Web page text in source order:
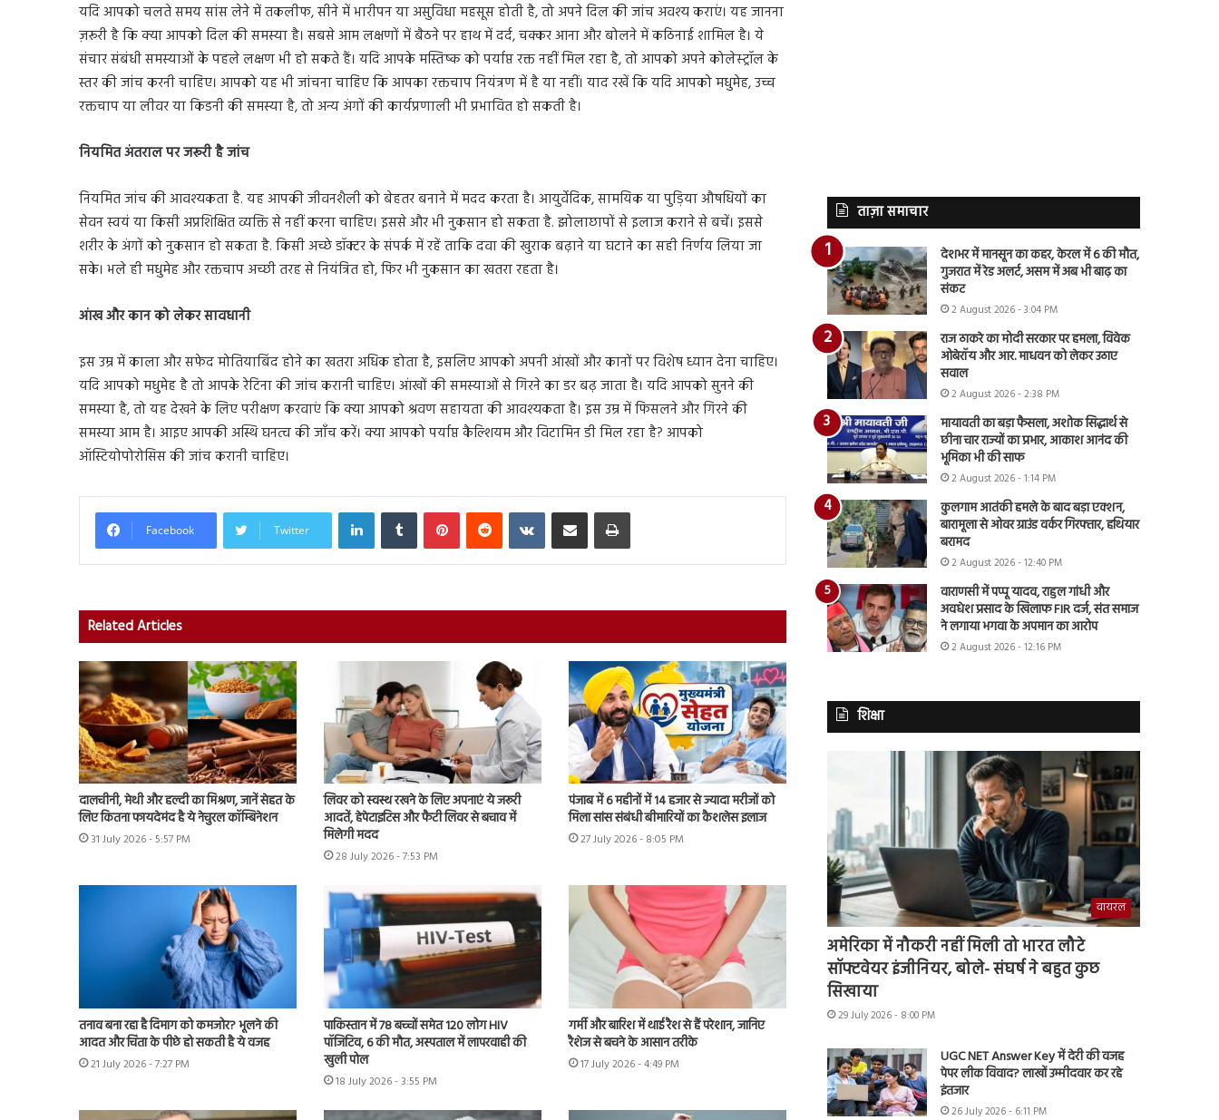
यदि आपको चलते समय सांस लेने में तकलीफ, सीने में भारीपन या असुविधा महसूस होती है, तो अपने दिल की जांच अवश्य कराएं। यह जानना
ज़रूरी है कि क्या आपको दिल की समस्या है। सबसे आम लक्षणों में बैठने पर हाथ में दर्द, चक्कर आना और बोलने में कठिनाई शामिल है। ये
संचार संबंधी समस्याओं के पहले लक्षण भी हो सकते हैं। यदि आपके मस्तिष्क को पर्याप्त रक्त नहीं मिल रहा है, तो आपको अपने कोलेस्ट्रॉल के
स्तर की जांच करनी चाहिए। आपको यह भी जांचना चाहिए कि आपका रक्तचाप नियंत्रण में है या नहीं। याद रखें कि यदि आपको मधुमेह, उच्च
रक्तचाप या लीवर या किडनी की समस्या है, तो अन्य अंगों की कार्यप्रणाली भी प्रभावित हो सकती है।
नियमित अंतराल पर जरूरी है जांच
नियमित जांच की आवश्यकता है. यह आपकी जीवनशैली को बेहतर बनाने में मदद करता है। आयुर्वेदिक, सामयिक या पुड़िया औषधियों का
सेवन स्वयं या किसी अप्रशिक्षित व्यक्ति से नहीं करना चाहिए। इससे और भी नुकसान हो सकता है. झोलाछापों से इलाज कराने से बचें। इससे
शरीर के अंगों को नुकसान हो सकता है. किसी अच्छे डॉक्टर के संपर्क में रहें ताकि दवा की खुराक बढ़ाने या घटाने का सही निर्णय लिया जा
सके। भले ही मधुमेह और रक्तचाप अच्छी तरह से नियंत्रित हो, फिर भी नुकसान का खतरा रहता है।
आंख और कान को लेकर सावधानी
इस उम्र में काला और सफेद मोतियाबिंद होने का खतरा अधिक होता है, इसलिए आपको अपनी आंखों और कानों पर विशेष ध्यान देना चाहिए।
यदि आपको मधुमेह है तो आपके रेटिना की जांच करानी चाहिए। आंखों की समस्याओं से गिरने का डर बढ़ जाता है। यदि आपको सुनने की
समस्या है, तो यह देखने के लिए परीक्षण करवाएं कि क्या आपको श्रवण सहायता की आवश्यकता है। इस उम्र में फिसलने और गिरने की
समस्या आम है। आइए आपकी अस्थि घनत्व की जाँच करें। क्या आपको पर्याप्त कैल्शियम और विटामिन डी मिल रहा है? आपको
ऑस्टियोपोरोसिस की जांच करानी चाहिए।
Facebook Twitter
LinkedInTumblr PinterestReddit VKontakteShare via Email Print
Related Articles
दालचीनी, मेथी और हल्दी का मिश्रण, जानें सेहत के
लिए कितना फायदेमंद है ये नेचुरल कॉम्बिनेशन
31 July 2026 - 5:57 PM
लिवर को स्वस्थ रखने के लिए अपनाएं ये जरूरी
आदतें, हेपेटाइटिस और फैटी लिवर से बचाव में
मिलेगी मदद
28 July 2026 - 7:53 PM
पंजाब में 6 महीनों में 14 हजार से ज्यादा मरीजों को
मिला सांस संबंधी बीमारियों का कैशलेस इलाज
27 July 2026 - 8:05 PM
तनाव बना रहा है दिमाग को कमजोर? भूलने की
आदत और चिंता के पीछे हो सकती है ये वजह
21 July 2026 - 7:27 PM
पाकिस्तान में 78 बच्चों समेत 120 लोग HIV
पॉजिटिव, 6 की मौत, अस्पताल में लापरवाही की
खुली पोल
18 July 2026 - 3:55 PM
गर्मी और बारिश में थाई रैश से हैं परेशान, जानिए
रैशेज से बचने के आसान तरीके
17 July 2026 - 4:49 PM
ताज़ा समाचार
देशभर में मानसून का कहर, केरल में 6 की मौत,
गुजरात में रेड अलर्ट, असम में अब भी बाढ़ का
संकट
2 August 2026 - 3:04 PM
राज ठाकरे का मोदी सरकार पर हमला, विवेक
ओबेरॉय और आर. माधवन को लेकर उठाए
सवाल
2 August 2026 - 2:38 PM
मायावती का बड़ा फैसला, अशोक सिद्धार्थ से
छीना चार राज्यों का प्रभार, आकाश आनंद की
भूमिका भी की साफ
2 August 2026 - 1:14 PM
कुलगाम आतंकी हमले के बाद बड़ा एक्शन,
बारामूला से ओवर ग्राउंड वर्कर गिरफ्तार, हथियार
बरामद
2 August 2026 - 12:40 PM
वाराणसी में पप्पू यादव, राहुल गांधी और
अवधेश प्रसाद के खिलाफ FIR दर्ज, संत समाज
ने लगाया भगवा के अपमान का आरोप
2 August 2026 - 12:16 PM
शिक्षा
वायरल
अमेरिका में नौकरी नहीं मिली तो भारत लौटे
सॉफ्टवेयर इंजीनियर, बोले- संघर्ष ने बहुत कुछ
सिखाया
29 July 2026 - 8:00 PM
UGC NET Answer Key में देरी की वजह
पेपर लीक विवाद? लाखों उम्मीदवार कर रहे
इंतजार
26 July 2026 - 6:11 PM